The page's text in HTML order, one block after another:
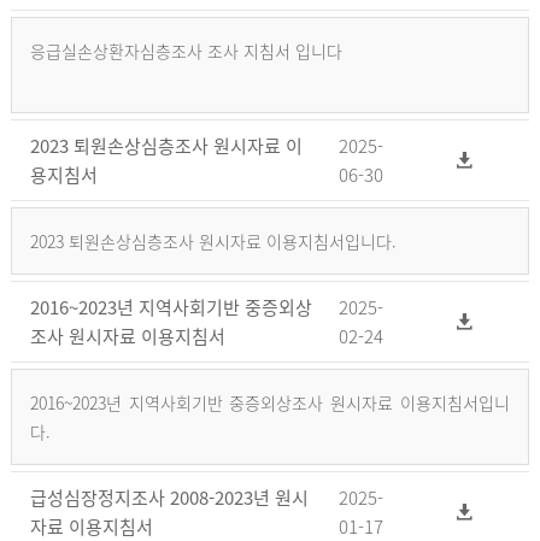
응급실손상환자심층조사 조사 지침서 입니다
2023 퇴원손상심층조사 원시자료 이
용지침서
2025-
06-30
2023 퇴원손상심층조사 원시자료 이용지침서입니다.
2016~2023년 지역사회기반 중증외상
조사 원시자료 이용지침서
2025-
02-24
2016~2023년 지역사회기반 중증외상조사 원시자료 이용지침서입니
다.
급성심장정지조사 2008-2023년 원시
자료 이용지침서
2025-
01-17